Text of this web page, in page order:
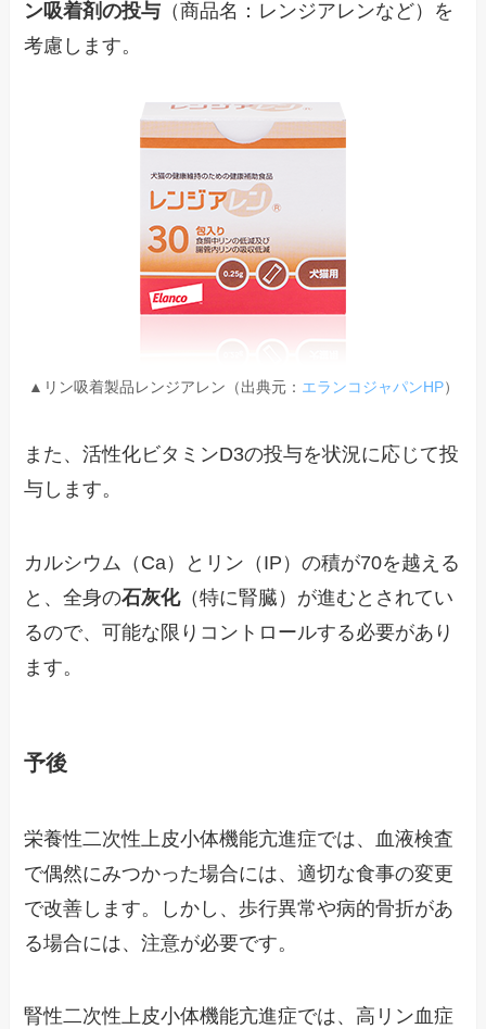
ン吸着剤の投与 （商品名：レンジアレンなど）を
考慮します。
▲リン吸着製品レンジアレン（出典元： エランコジャパンHP）
また、活性化ビタミンD3の投与を状況に応じて投
与します。
カルシウム（Ca）とリン（IP）の積が70を越える
と、全身の石灰化（特に腎臓）が進むとされてい
るので、可能な限りコントロールする必要があり
ます。
予後
栄養性二次性上皮小体機能亢進症では、血液検査
で偶然にみつかった場合には、適切な食事の変更
で改善します。しかし、歩行異常や病的骨折があ
る場合には、注意が必要です。
腎性二次性上皮小体機能亢進症では、高リン血症